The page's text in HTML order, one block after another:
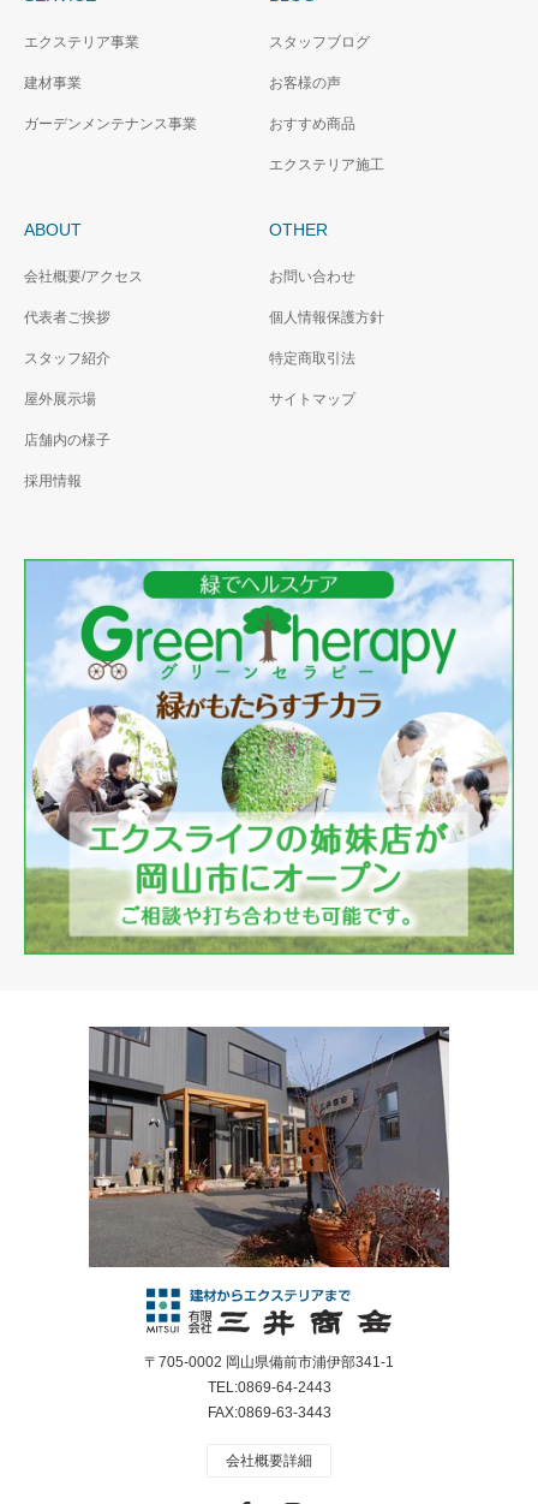
エクステリア事業
建材事業
ガーデンメンテナンス事業
スタッフブログ
お客様の声
おすすめ商品
エクステリア施工
ABOUT
会社概要/アクセス
代表者ご挨拶
スタッフ紹介
屋外展示場
店舗内の様子
採用情報
OTHER
お問い合わせ
個人情報保護方針
特定商取引法
サイトマップ
〒705-0002 岡山県備前市浦伊部341-1
TEL:0869-64-2443
FAX:0869-63-3443
会社概要詳細